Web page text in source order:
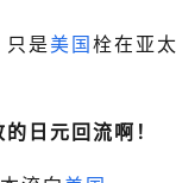
只是美国 栓在亚
日元回流啊！